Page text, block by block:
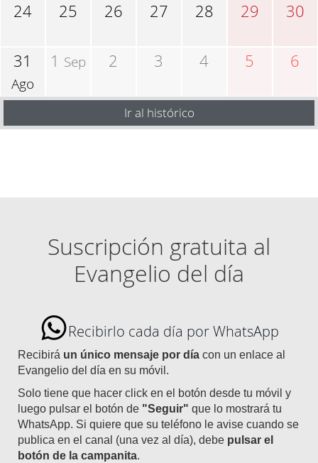
24 25 26 27 28 29 30
31
Ago
1 Sep 2 3 4 5 6
Ir al histórico
Suscripción gratuita al
Evangelio del día
Recibirlo cada día por WhatsApp
Recibirá un único mensaje por día con un enlace al
Evangelio del día en su móvil.
Solo tiene que hacer click en el botón desde tu móvil y
luego pulsar el botón de "Seguir" que lo mostrará tu
WhatsApp. Si quiere que su teléfono le avise cuando se
publica en el canal (una vez al día), debe pulsar el
botón de la campanita.